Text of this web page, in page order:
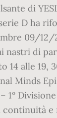
di
D ha
09/
nastri di
alle 19,
Minds